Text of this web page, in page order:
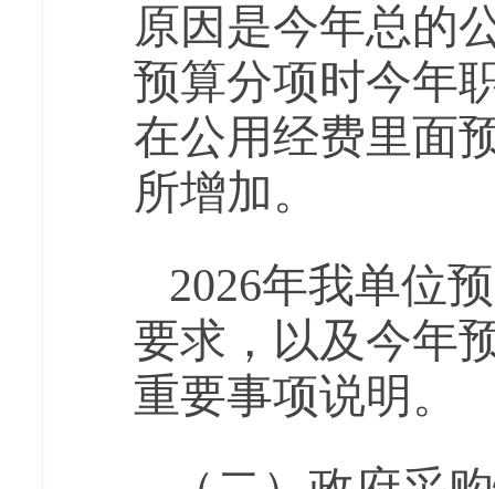
原因是今年总的
预算分项时今年
在公用经费里面
所增加。
2026年我单位
要求，以及今年
重要事项说明。